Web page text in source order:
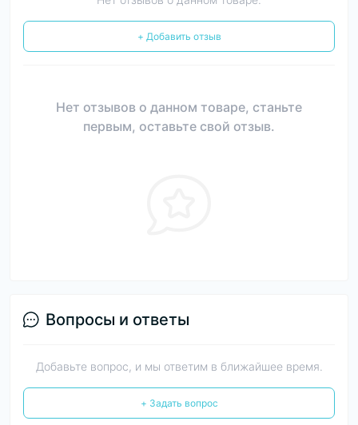
+ Добавить отзыв
Нет отзывов о данном товаре, станьте
первым, оставьте свой отзыв.
Вопросы и ответы
Добавьте вопрос, и мы ответим в ближайшее время.
+ Задать вопрос